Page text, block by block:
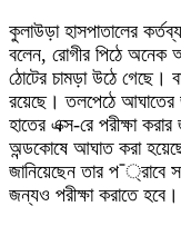
কুলাউড়া হাসপাতালের
বলেন, রোগীর পিঠে অনেক
ঠোটের চামড়া উঠে গেছে।
রয়েছে। তলপেঠে
হাতের এক্স-রে পরীক্ষা
অন্ডকোষে আঘাত করা
জানিয়েছেন তার প¯্রাবে
জন্যও পরীক্ষা করাতে হবে।